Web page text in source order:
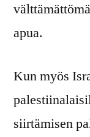
apua.
Kun myös
siirtämisen